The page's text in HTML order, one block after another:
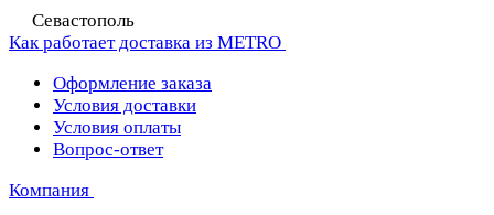
Севастополь
Как работает доставка из METRO
Оформление заказа
Условия доставки
Условия оплаты
Вопрос-ответ
Компания